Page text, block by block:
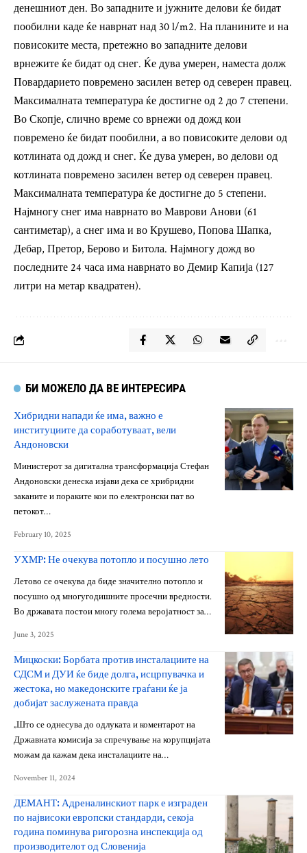
денешниот ден. Во западните и јужните делови ќе бидат
пообилни каде ќе наврнат над 30 l/m2. На планините и на
повисоките места, претежно во западните делови
врнежите ќе бидат од снег. Ќе дува умерен, наместа долж
Повардарието повремено засилен ветер од северен правец.
Максималната температура ќе достигне од 2 до 7 степени.
Во Скопје, слично време со врнежи од дожд кои
повремено ќе бидат пообилни, а во повисоките делови од
котлината од дожд и снег. Ќе дува умерен, во делови од
котлината повремено засилен ветер од северен правец.
Максималната температура ќе достигне до 5 степени.
Најмногу снег има наврнато во Маврови Анови (61
сантиметар), а снег има и во Крушево, Попова Шапка,
Дебар, Претор, Берово и Битола. Најмногу дожд во
последните 24 часа има наврнато во Демир Капија (127
литри на метар квадратен).
БИ МОЖЕЛО ДА ВЕ ИНТЕРЕСИРА
Хибридни напади ќе има, важно е
институциите да соработуваат, вели
Андоновски
Министерот за дигитална трансформација Стефан
Андоновски денеска изјави дека се хрибридни
заканите и пораките кои по електронски пат во
петокот…
February 10, 2025
УХМР: Не очекува потопло и посушно лето
Летово се очекува да биде значително потопло и
посушно од многугодишните просечни вредности.
Во државата постои многу голема веројатност за…
June 3, 2025
Мицкоски: Борбата против инсталациите на
СДСМ и ДУИ ќе биде долга, исцрпувачка и
жестока, но македонските граѓани ќе ја
добијат заслужената правда
„Што се однесува до одлуката и коментарот на
Државната комисија за спречување на корупцијата
можам да кажам дека инсталациите на…
November 11, 2024
ДЕМАНТ: Адреналинскиот парк е изграден
по највисоки европски стандарди, секоја
година поминува ригорозна инспекција од
производителот од Словенија